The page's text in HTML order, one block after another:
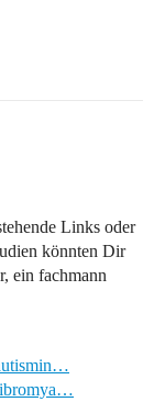
Links oder
könnten Dir
ein fachmann